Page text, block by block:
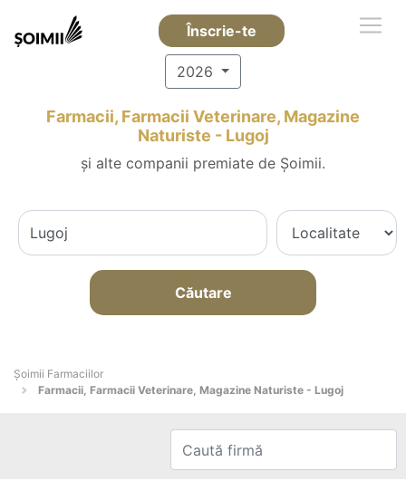
Înscrie-te
2026
Farmacii, Farmacii Veterinare, Magazine
Naturiste - Lugoj
și alte companii premiate de Șoimii.
Căutare
Şoimii Farmaciilor
Farmacii, Farmacii Veterinare, Magazine Naturiste - Lugoj